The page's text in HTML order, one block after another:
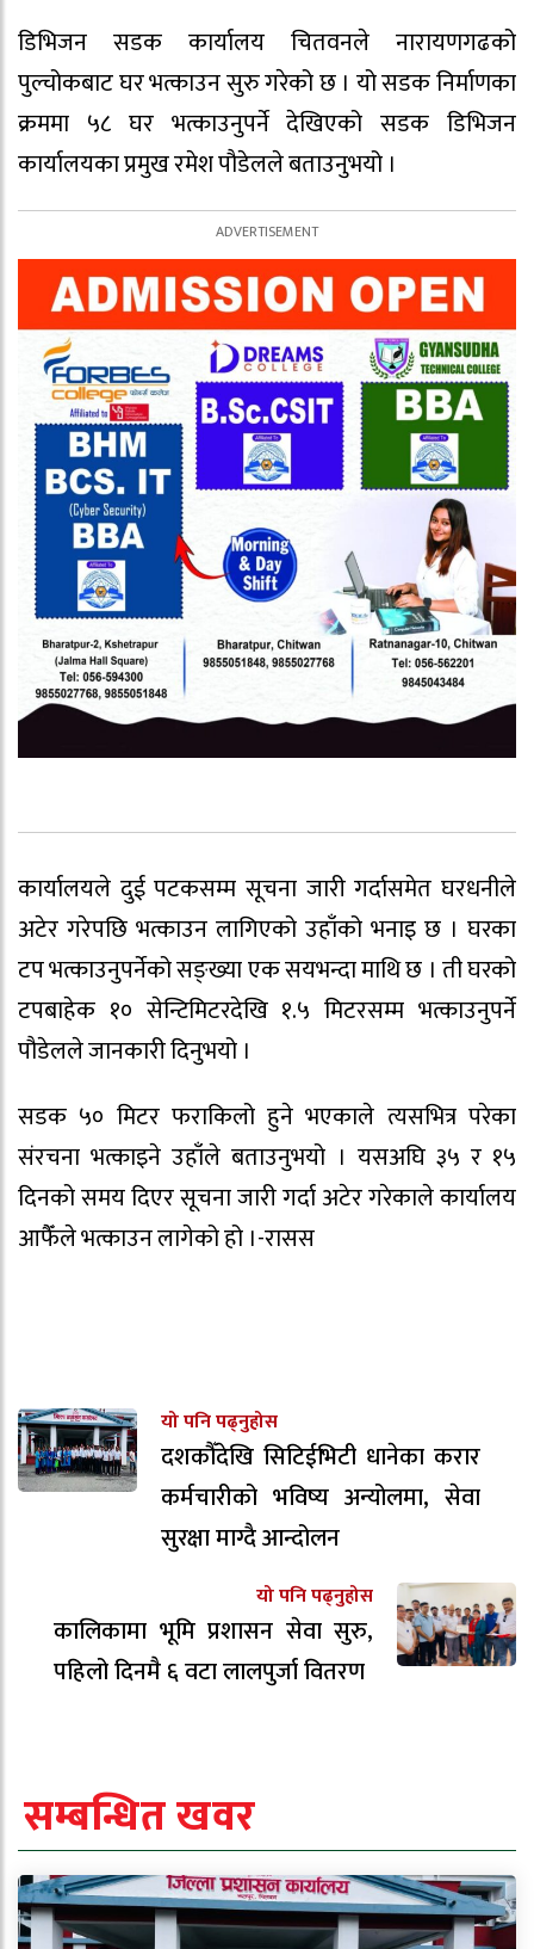
डिभिजन सडक कार्यालय चितवनले नारायणगढको
पुल्चोकबाट घर भत्काउन सुरु गरेको छ । यो सडक निर्माणका
क्रममा ५८ घर भत्काउनुपर्ने देखिएको सडक डिभिजन
कार्यालयका प्रमुख रमेश पौडेलले बताउनुभयो ।
कार्यालयले दुई पटकसम्म सूचना जारी गर्दासमेत घरधनीले
अटेर गरेपछि भत्काउन लागिएको उहाँको भनाइ छ । घरका
टप भत्काउनुपर्नेको सङ्ख्या एक सयभन्दा माथि छ । ती घरको
टपबाहेक १० सेन्टिमिटरदेखि १.५ मिटरसम्म भत्काउनुपर्ने
पौडेलले जानकारी दिनुभयो ।
सडक ५० मिटर फराकिलो हुने भएकाले त्यसभित्र परेका
संरचना भत्काइने उहाँले बताउनुभयो । यसअघि ३५ र १५
दिनको समय दिएर सूचना जारी गर्दा अटेर गरेकाले कार्यालय
आफैँले भत्काउन लागेको हो ।-रासस
यो पनि पढ्नुहोस
दशकौँदेखि सिटिईभिटी धानेका करार
कर्मचारीको भविष्य अन्योलमा, सेवा
सुरक्षा माग्दै आन्दोलन
यो पनि पढ्नुहोस
कालिकामा भूमि प्रशासन सेवा सुरु,
पहिलो दिनमै ६ वटा लालपुर्जा वितरण
सम्बन्धित खवर